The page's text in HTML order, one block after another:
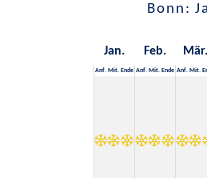
Bonn:
Jan. Feb. Mär.
Anf. Mit. Ende Anf. Mit. Ende Anf. Mit.